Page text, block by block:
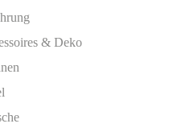
& Deko